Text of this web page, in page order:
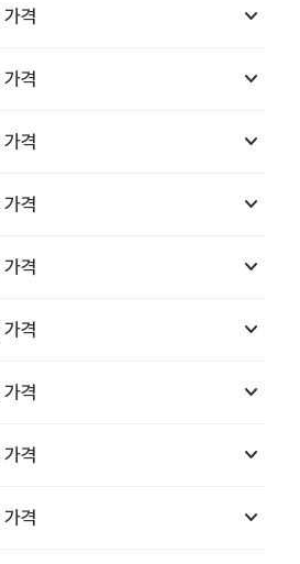
가격 keyboard_arrow_down
가격 keyboard_arrow_down
가격 keyboard_arrow_down
가격 keyboard_arrow_down
가격 keyboard_arrow_down
가격 keyboard_arrow_down
가격 keyboard_arrow_down
가격 keyboard_arrow_down
가격 keyboard_arrow_down